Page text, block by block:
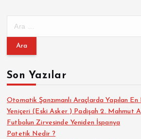
m
:Son Yazılar
Otomatik Şanzımanlı Araçlarda Yapılan
Yeniçeri (Eski Asker ) Padişah 2. Mahmut
Futbolun Zirvesinde Yeniden İspanya
Patetik Nedir ?